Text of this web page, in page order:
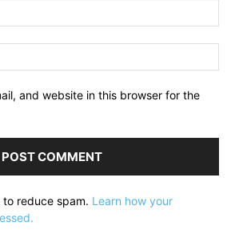
and website in this browser for the
to reduce spam. Learn how your